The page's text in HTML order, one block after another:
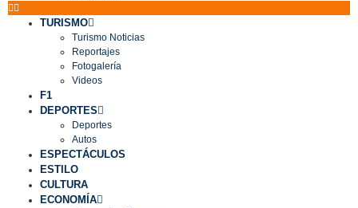
TURISMO
Turismo Noticias
Reportajes
Fotogalería
Videos
F1
DEPORTES
Deportes
Autos
ESPECTÁCULOS
ESTILO
CULTURA
ECONOMÍA